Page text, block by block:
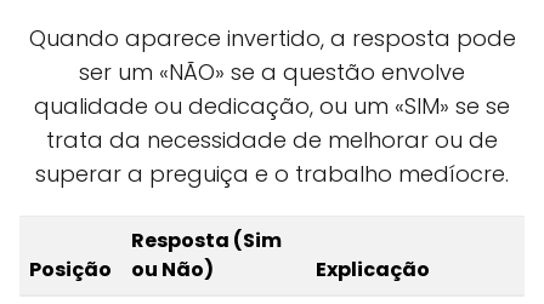
Quando aparece invertido, a resposta pode
ser um «NÃO» se a questão envolve
qualidade ou dedicação, ou um «SIM» se se
trata da necessidade de melhorar ou de
superar a preguiça e o trabalho medíocre.
Posição
Resposta (Sim
ou Não)
Explicação